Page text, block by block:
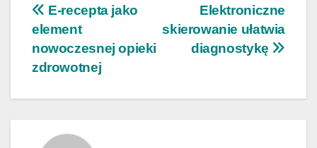
Nawigacja
wpisu
Elektroniczne
skierowanie ułatwia
diagnostykę
E-recepta jako
element
nowoczesnej opieki
zdrowotnej